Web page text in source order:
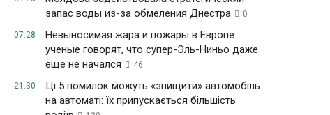
запас воды из-за обмеления Днестра
0
07:28
Невыносимая жара и пожары в Европе:
ученые говорят, что супер-Эль-Ниньо даже
еще не начался
46
21:30
Ці 5 помилок можуть «знищити» автомобіль
на автоматі: їх припускається більшість